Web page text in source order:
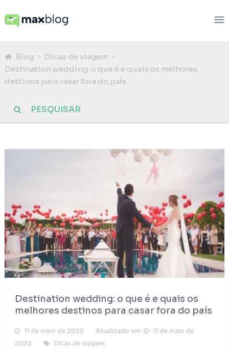
Blog
Dicas de viagem
Destination wedding: o que é e quais os melhores
destinos para casar fora do país
Destination wedding: o que é e quais os
melhores destinos para casar fora do país
11 de maio de 2022 Atualizado em:
11 de maio de
2022
Dicas de viagem